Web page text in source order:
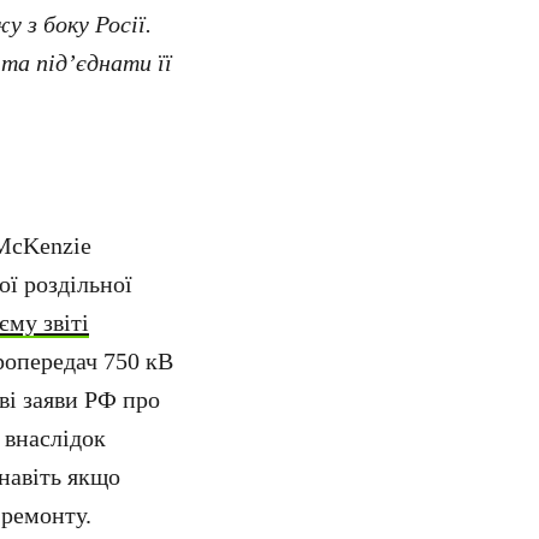
з боку Росії.
під’єднати її
роздільної
звіті
750 кВ
заяви РФ про
якщо